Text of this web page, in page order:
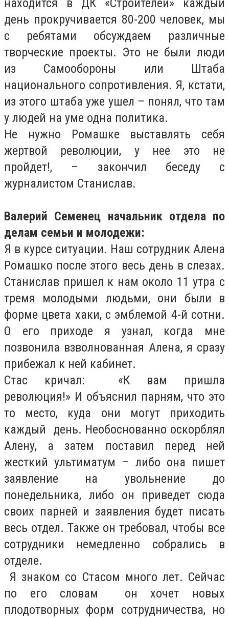
находится в ДК «Строителей» каждый
день прокручивается 80-200 человек, мы
с ребятами обсуждаем различные
творческие проекты. Это не были люди
из Самообороны или Штаба
национального сопротивления. Я, кстати,
из этого штаба уже ушел – понял, что там
у людей на уме одна политика.
Не нужно Ромашке выставлять себя
жертвой революции, у нее это не
пройдет!, – закончил беседу с
журналистом Станислав.
Валерий Семенец начальник отдела по
делам семьи и молодежи:
Я в курсе ситуации. Наш сотрудник Алена
Ромашко после этого весь день в слезах.
Станислав пришел к нам около 11 утра с
тремя молодыми людьми, они были в
форме цвета хаки, с эмблемой 4-й сотни.
О его приходе я узнал, когда мне
позвонила взволнованная Алена, я сразу
прибежал к ней кабинет.
Стас кричал: «К вам пришла
революция!» И объяснил парням, что это
то место, куда они могут приходить
каждый день. Необоснованно оскорблял
Алену, а затем поставил перед ней
жесткий ультиматум – либо она пишет
заявление на увольнение до
понедельника, либо он приведет сюда
своих парней и заявления будет писать
весь отдел. Также он требовал, чтобы все
сотрудники немедленно собрались в
отделе.
Я знаком со Стасом много лет. Сейчас
по его словам он хочет новых
плодотворных форм сотрудничества, но